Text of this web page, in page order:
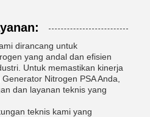
dirancang untuk
yang andal dan efisien
Untuk memastikan kinerja
Nitrogen PSA Anda,
dan layanan teknis yang
teknis kami yang